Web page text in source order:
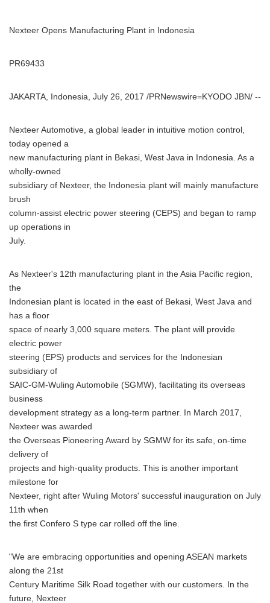
Nexteer Opens Manufacturing Plant in Indonesia
PR69433
JAKARTA, Indonesia, July 26, 2017 /PRNewswire=KYODO JBN/ --
Nexteer Automotive, a global leader in intuitive motion control,
today opened a
new manufacturing plant in Bekasi, West Java in Indonesia. As a
wholly-owned
subsidiary of Nexteer, the Indonesia plant will mainly manufacture
brush
column-assist electric power steering (CEPS) and began to ramp
up operations in
July.
As Nexteer's 12th manufacturing plant in the Asia Pacific region,
the
Indonesian plant is located in the east of Bekasi, West Java and
has a floor
space of nearly 3,000 square meters. The plant will provide
electric power
steering (EPS) products and services for the Indonesian
subsidiary of
SAIC-GM-Wuling Automobile (SGMW), facilitating its overseas
business
development strategy as a long-term partner. In March 2017,
Nexteer was awarded
the Overseas Pioneering Award by SGMW for its safe, on-time
delivery of
projects and high-quality products. This is another important
milestone for
Nexteer, right after Wuling Motors' successful inauguration on July
11th when
the first Confero S type car rolled off the line.
"We are embracing opportunities and opening ASEAN markets
along the 21st
Century Maritime Silk Road together with our customers. In the
future, Nexteer